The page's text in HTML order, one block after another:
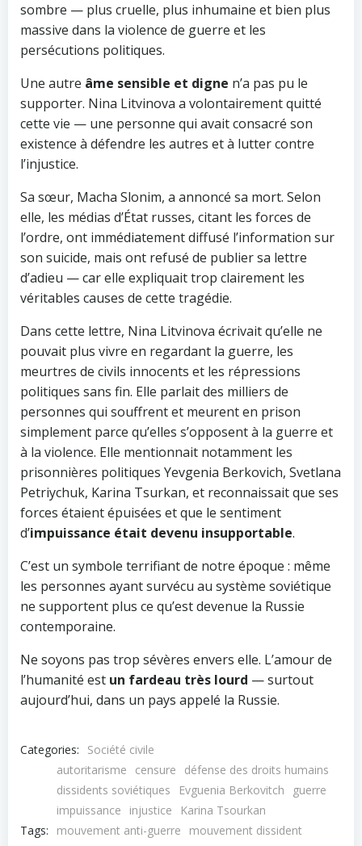
sombre — plus cruelle, plus inhumaine et bien plus
massive dans la violence de guerre et les
persécutions politiques.
Une autre âme sensible et digne n’a pas pu le
supporter. Nina Litvinova a volontairement quitté
cette vie — une personne qui avait consacré son
existence à défendre les autres et à lutter contre
l’injustice.
Sa sœur, Macha Slonim, a annoncé sa mort. Selon
elle, les médias d’État russes, citant les forces de
l’ordre, ont immédiatement diffusé l’information sur
son suicide, mais ont refusé de publier sa lettre
d’adieu — car elle expliquait trop clairement les
véritables causes de cette tragédie.
Dans cette lettre, Nina Litvinova écrivait qu’elle ne
pouvait plus vivre en regardant la guerre, les
meurtres de civils innocents et les répressions
politiques sans fin. Elle parlait des milliers de
personnes qui souffrent et meurent en prison
simplement parce qu’elles s’opposent à la guerre et
à la violence. Elle mentionnait notamment les
prisonnières politiques Yevgenia Berkovich, Svetlana
Petriychuk, Karina Tsurkan, et reconnaissait que ses
forces étaient épuisées et que le sentiment
d’impuissance était devenu insupportable.
C’est un symbole terrifiant de notre époque : même
les personnes ayant survécu au système soviétique
ne supportent plus ce qu’est devenue la Russie
contemporaine.
Ne soyons pas trop sévères envers elle. L’amour de
l’humanité est un fardeau très lourd — surtout
aujourd’hui, dans un pays appelé la Russie.
Categories: Société civile
Tags:
autoritarisme censure
défense des droits humains
dissidents soviétiques
Evguenia Berkovitch
guerre
impuissance
injustice
Karina Tsourkan
mouvement anti-guerre
mouvement dissident